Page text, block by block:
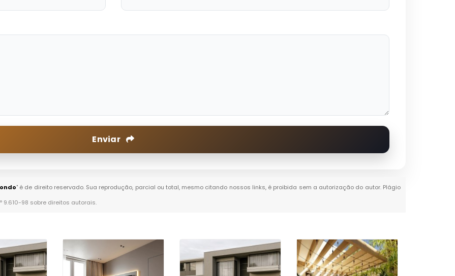
Enviar
" é de direito reservado. Sua reprodução, parcial ou total, mesmo citando nossos links, é proibida sem a autorização do autor. Plágio
9.610-98 sobre direitos autorais.